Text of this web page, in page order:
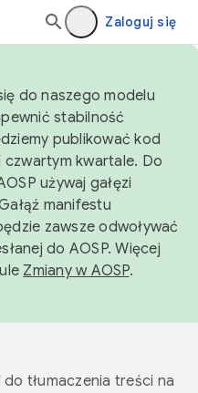
Zaloguj się
do naszego modelu
stabilność
publikować kod
czwartym kwartale. Do
używaj gałęzi
manifestu
zawsze odwoływać
do AOSP. Więcej
Zmiany w AOSP.
tłumaczenia treści na